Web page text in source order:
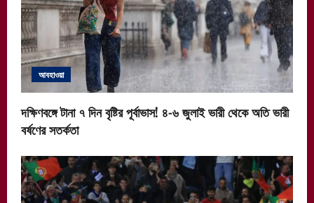
আবহাওয়া
দক্ষিণবঙ্গে টানা ৭ দিন বৃষ্টির পূর্বাভাস! ৪-৬ জুলাই ভারী থেকে অতি ভারী
বর্ষণের সতর্কতা